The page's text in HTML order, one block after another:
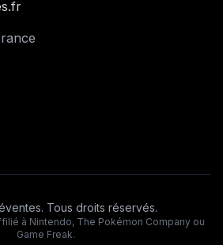
Tous droits réservés.
à Nintendo, The Pokémon Company ou
Game Freak.